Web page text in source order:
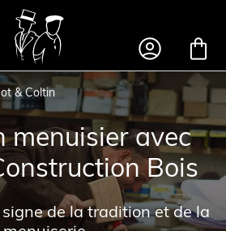
 
& Coltin
menuisier avec
Bois
de la tradition et de la